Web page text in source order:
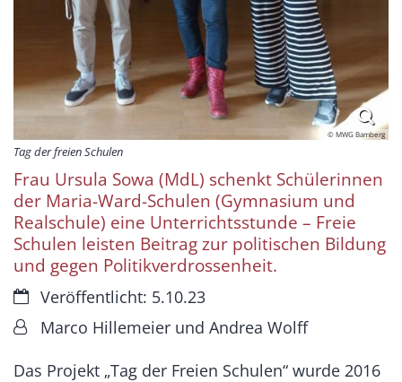
© MWG Bamberg
Tag der freien Schulen
Frau Ursula Sowa (MdL) schenkt Schülerinnen
der Maria-Ward-Schulen (Gymnasium und
Realschule) eine Unterrichtsstunde – Freie
Schulen leisten Beitrag zur politischen Bildung
und gegen Politikverdrossenheit.
Datum:Veröffentlicht: 5.10.23
Von:Marco Hillemeier und Andrea Wolff
Das Projekt „Tag der Freien Schulen“ wurde 2016